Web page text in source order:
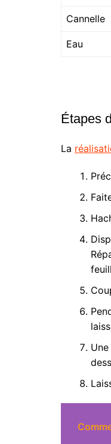
Cannelle
Eau
Étapes
La